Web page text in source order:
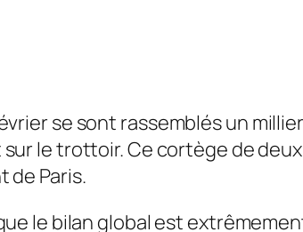
se sont rassemblés un
le trottoir. Ce cortège de deux
de Paris.
le bilan global est